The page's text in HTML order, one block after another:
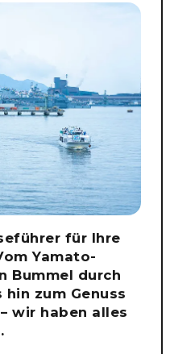
für Ihre
Yamato-
Bummel durch
zum Genuss
wir haben alles